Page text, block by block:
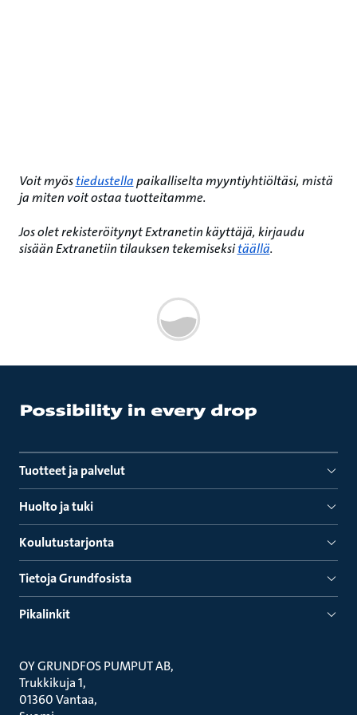
Voit myöstiedustellapaikalliselta myyntiyhtiöltäsi, mistä
ja miten voit ostaa tuotteitamme.
Jos olet rekisteröitynyt Extranetin käyttäjä, kirjaudu
sisään Extranetiin tilauksen tekemiseksitäällä.
Tuotteet ja palvelut
Huolto ja tuki
Koulutustarjonta
Tietoja Grundfosista
Pikalinkit
OY GRUNDFOS PUMPUT AB
Trukkikuja 1
01360 Vantaa